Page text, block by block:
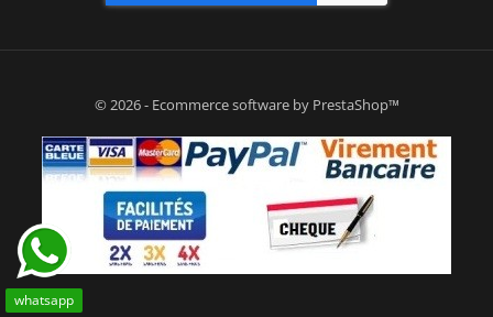
whatsapp
© 2026 - Ecommerce software by PrestaShop™